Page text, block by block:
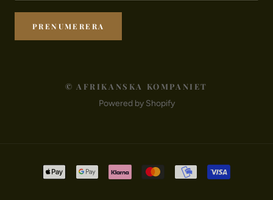
PRENUMERERA
© AFRIKANSKA KOMPANIET
Powered by Shopify